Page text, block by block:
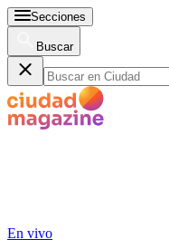
Secciones
Buscar
En vivo